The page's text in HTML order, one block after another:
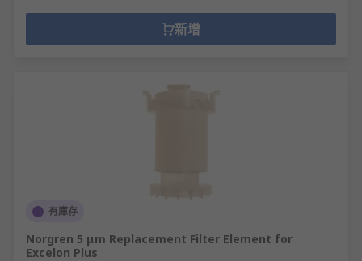
新增
有庫存
Norgren 5 μm Replacement Filter Element for
Excelon Plus